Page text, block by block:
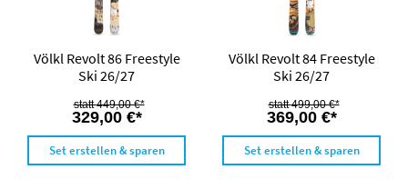
Völkl Revolt 86 Freestyle
Ski 26/27
329,00 €*
449,00 €*
Set erstellen & sparen
Völkl Revolt 84 Freestyle
Ski 26/27
369,00 €*
499,00 €*
Set erstellen & sparen